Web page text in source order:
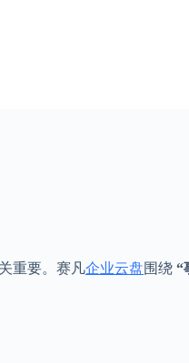
重要。赛凡企业云盘围绕 “